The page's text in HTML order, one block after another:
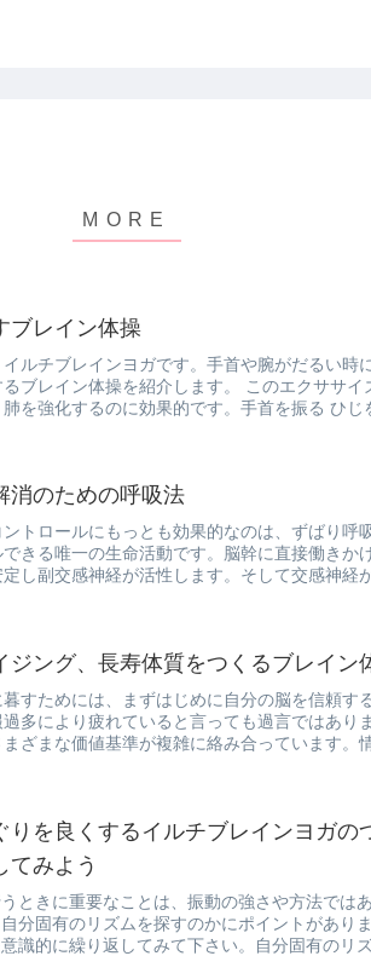
ブレイン体操
イルチブレインヨガです。手首や腕がだるい時
ブレイン体操を紹介します。 このエクササイ
を強化するのに効果的です。手首を振る ひじ
消のための呼吸法
トロールにもっとも効果的なのは、ずばり呼
できる唯一の生命活動です。脳幹に直接働きか
定し副交感神経が活性します。そして交感神経
ジング、長寿体質をつくるブレイン
すためには、まずはじめに自分の脳を信頼す
多により疲れていると言っても過言ではあり
ざまな価値基準が複雑に絡み合っています。
りを良くするイルチブレインヨガの
てみよう
ときに重要なことは、振動の強さや方法では
分固有のリズムを探すのかにポイントがあり
識的に繰り返してみて下さい。自分固有のリ